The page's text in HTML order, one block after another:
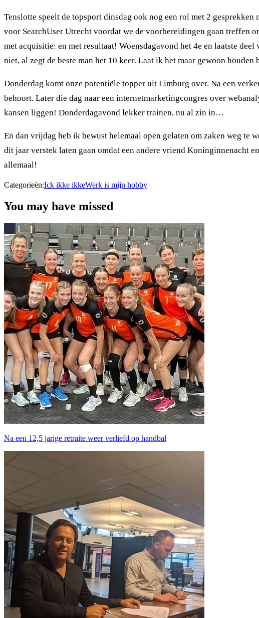
Tenslotte speelt de topsport dinsdag ook nog een rol met 2
voor SearchUser Utrecht voordat we de voorbereidingen gaan
met acquisitie: en met resultaat! Woensdagavond het 4e en laatste
niet, al zegt de beste man het 10 keer. Laat ik het maar gewoon
Donderdag komt onze potentiële topper uit Limburg over. Na een
behoort. Later die dag naar een internetmarketingcongres over
kansen liggen! Donderdagavond lekker trainen, nu al zin in…
En dan vrijdag heb ik bewust helemaal open gelaten om zaken weg te
dit jaar verstek laten gaan omdat een andere vriend Koninginnenacht
allemaal!
Categorieën:Ick ikke ikkeWerk is mijn hobby
You may have missed
Na een 12,5 jarige retraite weer verliefd op handbal